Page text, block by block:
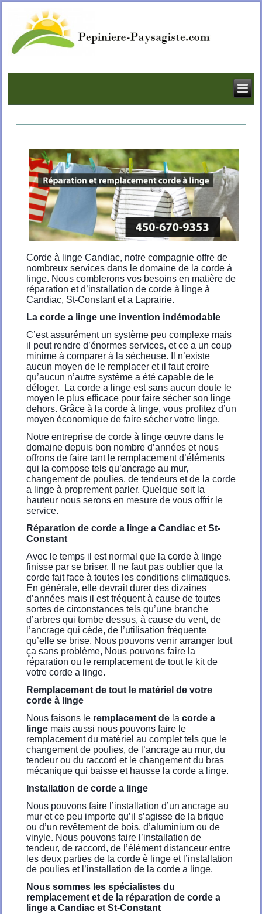
Corde à linge Candiac, notre compagnie offre de
nombreux services dans le domaine de la corde à
linge. Nous comblerons vos besoins en matière de
réparation et d’installation de corde à linge à
Candiac, St-Constant et a Laprairie.
La corde a linge une invention indémodable
C’est assurément un système peu complexe mais
il peut rendre d’énormes services, et ce a un coup
minime à comparer à la sécheuse. Il n’existe
aucun moyen de le remplacer et il faut croire
qu’aucun n’autre système a été capable de le
déloger. La corde a linge est sans aucun doute le
moyen le plus efficace pour faire sécher son linge
dehors. Grâce à la corde à linge, vous profitez d’un
moyen économique de faire sécher votre linge.
Notre entreprise de corde à linge œuvre dans le
domaine depuis bon nombre d’années et nous
offrons de faire tant le remplacement d’éléments
qui la compose tels qu’ancrage au mur,
changement de poulies, de tendeurs et de la corde
a linge à proprement parler. Quelque soit la
hauteur nous serons en mesure de vous offrir le
service.
Réparation de corde a linge a Candiac et St-
Constant
Avec le temps il est normal que la corde à linge
finisse par se briser. Il ne faut pas oublier que la
corde fait face à toutes les conditions climatiques.
En générale, elle devrait durer des dizaines
d’années mais il est fréquent à cause de toutes
sortes de circonstances tels qu’une branche
d’arbres qui tombe dessus, à cause du vent, de
l’ancrage qui cède, de l’utilisation fréquente
qu’elle se brise. Nous pouvons venir arranger tout
ça sans problème, Nous pouvons faire la
réparation ou le remplacement de tout le kit de
votre corde a linge.
Remplacement de tout le matériel de votre
corde à linge
Nous faisons le remplacement de la corde a
linge mais aussi nous pouvons faire le
remplacement du matériel au complet tels que le
changement de poulies, de l’ancrage au mur, du
tendeur ou du raccord et le changement du bras
mécanique qui baisse et hausse la corde a linge.
Installation de corde a linge
Nous pouvons faire l’installation d’un ancrage au
mur et ce peu importe qu’il s’agisse de la brique
ou d’un revêtement de bois, d’aluminium ou de
vinyle. Nous pouvons faire l’installation de
tendeur, de raccord, de l’élément distanceur entre
les deux parties de la corde è linge et l’installation
de poulies et l’installation de la corde a linge.
Nous sommes les spécialistes du
remplacement et de la réparation de corde a
linge a Candiac et St-Constant